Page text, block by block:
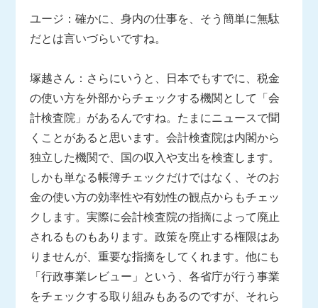
ユージ：確かに、身内の仕事を、そう簡単に無駄
だとは言いづらいですね。
塚越さん：さらにいうと、日本でもすでに、税金
の使い方を外部からチェックする機関として「会
計検査院」があるんですね。たまにニュースで聞
くことがあると思います。会計検査院は内閣から
独立した機関で、国の収入や支出を検査します。
しかも単なる帳簿チェックだけではなく、そのお
金の使い方の効率性や有効性の観点からもチェッ
クします。実際に会計検査院の指摘によって廃止
されるものもあります。政策を廃止する権限はあ
りませんが、重要な指摘をしてくれます。他にも
「行政事業レビュー」という、各省庁が行う事業
をチェックする取り組みもあるのですが、それら